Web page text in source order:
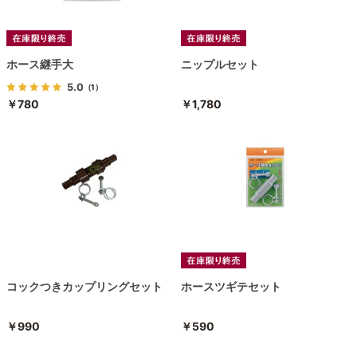
ホース継手大
5.0 （1）
￥780
ニップルセット
￥1,780
コックつきカップリングセット
￥990
ホースツギテセット
￥590